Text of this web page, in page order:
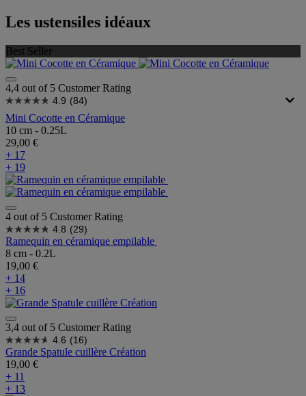
Les ustensiles idéaux
Best Seller
4,4 out of 5 Customer Rating
4.9 (84)
Mini Cocotte en Céramique
10 cm - 0.25L
29,00 €
+ 17
+ 19
4 out of 5 Customer Rating
4.8 (29)
Ramequin en céramique empilable
8 cm - 0.2L
19,00 €
+ 14
+ 16
3,4 out of 5 Customer Rating
4.6 (16)
Grande Spatule cuillère Création
19,00 €
+ 11
+ 13